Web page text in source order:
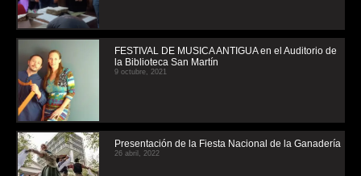
FESTIVAL DE MUSICA ANTIGUA en el Auditorio de
la Biblioteca San Martín
9 octubre, 2021
Presentación de la Fiesta Nacional de la Ganadería
26 abril, 2022